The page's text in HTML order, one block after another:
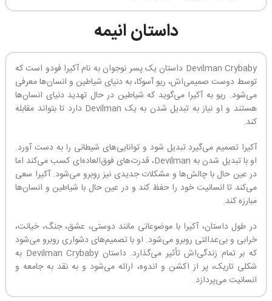
داستان انیمه
Devilman Crybaby داستان یک پسر نوجوان به نام آکیرا فودو است که
توسط دوست صمیمی‌اش، ریو آسوکا، به دنیای شیاطین و انسان‌ها معرفی
می‌شود. ریو به آکیرا می‌گوید که شیاطین در حال تهدید دنیای انسان‌ها
هستند و او نیاز به تبدیل شدن به یک Devilman دارد تا بتواند مقابله
کند.
آکیرا تصمیم می‌گیرد تبدیل شود و توانایی‌های شیطانی را به دست آورد.
او با تبدیل شدن به Devilman، قدرت‌های فوق‌العاده‌ای کسب می‌کند اما
در عین حال با چالش‌ها و مشکلات جدیدی نیز روبرو می‌شود. آکیرا سعی
می‌کند تا انسانیت خود را حفظ کند و در عین حال با شیاطین و انسان‌ها
مبارزه کند.
در طول داستان، آکیرا با موضوعاتی مانند دوستی، عشق، جنگ، خیانت،
خرابی و بی‌عدالتی روبرو می‌شود. او با تصمیم‌های دشواری روبرو می‌شود
که بر تمام زندگی‌اش تأثیر می‌گذارد. داستان Devilman Crybaby به
شکلی تاریک، پر از اکشن و اندوه، ارائه می‌شود و به نقد به جامعه و
انسانیت می‌پردازد.